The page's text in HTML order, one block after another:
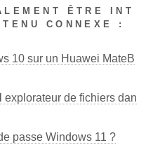
ÊTRE INT
CONNEXE :
10 sur un Huawei MateB
de fichiers dan
passe Windows 11 ?